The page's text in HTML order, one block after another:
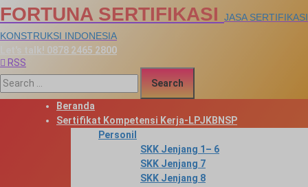
Skip
to
content
FORTUNA SERTIFIKASI
JASA SERTIFIKASI
KONSTRUKSI INDONESIA
Let's talk! 0878 2465 2800
RSS
Search for:
Beranda
Sertifikat Kompetensi Kerja-LPJKBNSP
Personil
SKK Jenjang 1– 6
SKK Jenjang 7
SKK Jenjang 8